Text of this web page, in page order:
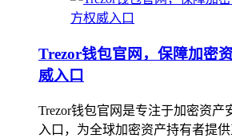
Trezor钱包官网，保障加密
威入口
Trezor钱包官网是专注于加密资产
入口，为全球加密资产持有者提